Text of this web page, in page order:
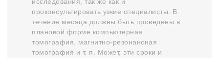
проконсультировать узкие специалисты. В
течение месяца должны быть проведены в
плановой форме компьютерная
томография, магнитно-резонансная
томография и т. п. Может, эти сроки и